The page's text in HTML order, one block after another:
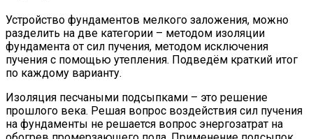
Устройство фундаментов мелкого заложения, можно
разделить на две категории – методом изоляции
фундамента от сил пучения, методом исключения
пучения с помощью утепления. Подведём краткий итог
по каждому варианту.
Изоляция песчаными подсыпками – это решение
прошлого века. Решая вопрос воздействия сил пучения
на фундаменты не решается вопрос энергозатрат на